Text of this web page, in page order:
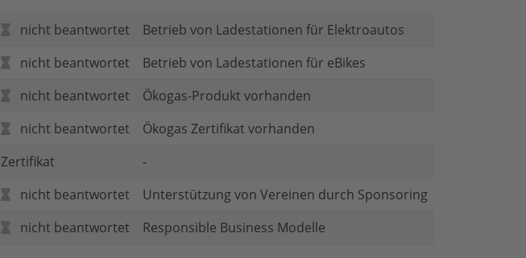
nicht beantwortet
Betrieb von Ladestationen für Elektroautos
nicht beantwortet
Betrieb von Ladestationen für eBikes
nicht beantwortet
Ökogas-Produkt vorhanden
nicht beantwortet
Ökogas Zertifikat vorhanden
Zertifikat
-
nicht beantwortet
Unterstützung von Vereinen durch Sponsoring
nicht beantwortet
Responsible Business Modelle